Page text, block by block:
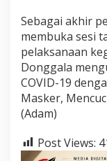
Sebagai akhir
membuka sesi
pelaksanaan
Donggala
COVID-19
Masker,
(Adam)
Post Views: